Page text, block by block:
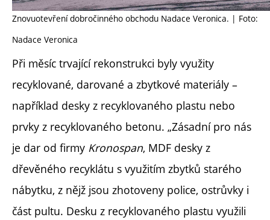
Znovuotevření dobročinného obchodu Nadace Veronica. | Foto:
Nadace Veronica
Při měsíc trvající rekonstrukci byly využity
recyklované, darované a zbytkové materiály –
například desky z recyklovaného plastu nebo
prvky z recyklovaného betonu. „Zásadní pro nás
je dar od firmy Kronospan, MDF desky z
dřevěného recyklátu s využitím zbytků starého
nábytku, z nějž jsou zhotoveny police, ostrůvky i
část pultu. Desku z recyklovaného plastu využili